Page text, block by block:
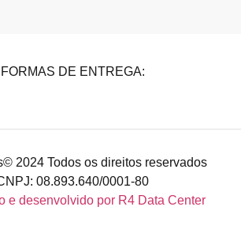
FORMAS DE ENTREGA:
2024 Todos os direitos reservados
08.893.640/0001-80
e desenvolvido por R4 Data Center